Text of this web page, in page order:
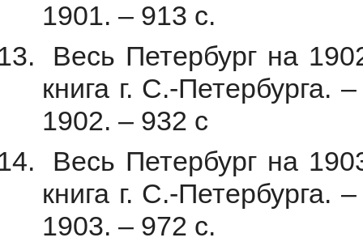
1901. – 913 с.
Весь Петербург на
книга г. С.-
1902. – 932 с
Весь Петербург на
книга г. С.-
1903. – 972 с.